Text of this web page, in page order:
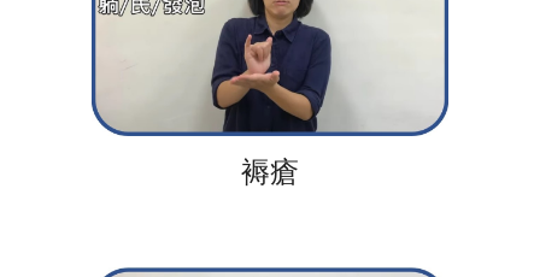
褥瘡